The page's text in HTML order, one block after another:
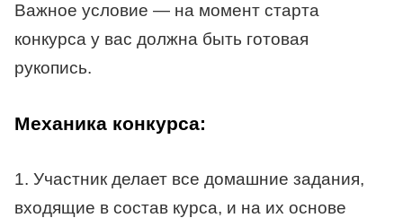
Важное условие — на момент старта
конкурса у вас должна быть готовая
рукопись.
Механика конкурса:
1. Участник делает все домашние задания,
входящие в состав курса, и на их основе